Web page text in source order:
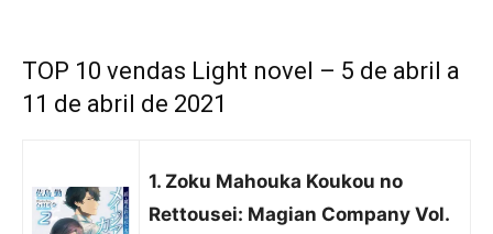
TOP 10 vendas Light novel – 5 de abril a
11 de abril de 2021
1. Zoku Mahouka Koukou no
Rettousei: Magian Company Vol.